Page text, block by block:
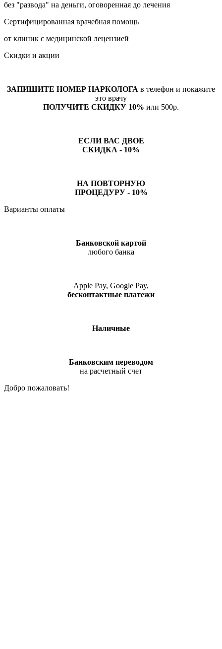
без "развода" на деньги, оговоренная до лечения
Сертифицированная врачебная помощь
от клиник с медицинской лецензией
Скидки и акции
ЗАПИШИТЕ НОМЕР НАРКОЛОГА в телефон и покажите
это врачу
ПОЛУЧИТЕ СКИДКУ 10% или 500р.
ЕСЛИ ВАС ДВОЕ
СКИДКА - 10%
НА ПОВТОРНУЮ
ПРОЦЕДУРУ - 10%
Варианты оплаты
Банковской картой
любого банка
Apple Pay, Google Pay,
бесконтактные платежи
Наличные
Банковским переводом
на расчетный счет
Добро пожаловать!